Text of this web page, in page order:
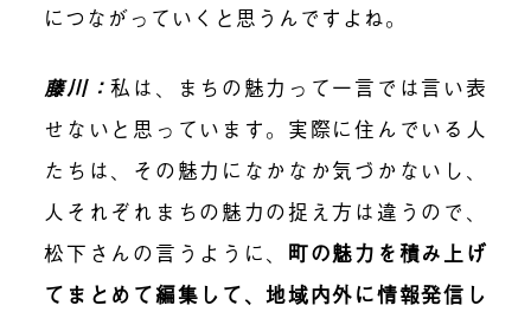
につながっていくと思うんですよね。
藤川：私は、まちの魅力って一言では言い表
せないと思っています。実際に住んでいる人
たちは、その魅力になかなか気づかないし、
人それぞれまちの魅力の捉え方は違うので、
松下さんの言うように、 町の魅力を積み上げ
てまとめて編集して、地域内外に情報発信し